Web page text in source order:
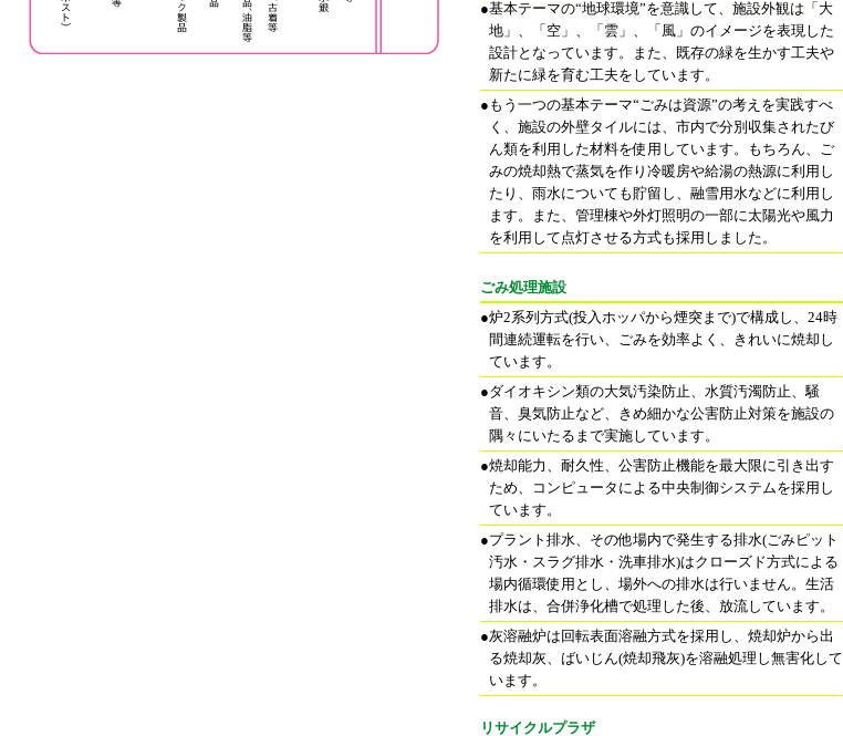
●基本テーマの“地球環境”を意識して、施設外観は「大
地」、「空」、「雲」、「風」のイメージを表現した
設計となっています。また、既存の緑を生かす工夫や
新たに緑を育む工夫をしています。
● もう一つの基本テーマ“ごみは資源”の考えを実践すべ
く、施設の外壁タイルには、市内で分別収集されたび
ん類を利用した材料を使用しています。もちろん、ご
みの焼却熱で蒸気を作り冷暖房や給湯の熱源に利用し
たり、雨水についても貯留し、融雪用水などに利用し
ます。また、管理棟や外灯照明の一部に太陽光や風力
を利用して点灯させる方式も採用しました。
ごみ処理施設
●炉2系列方式(投入ホッパから煙突まで)で構成し、24時
間連続運転を行い、ごみを効率よく、きれいに焼却し
ています。
●ダイオキシン類の大気汚染防止、水質汚濁防止、騒
音、臭気防止など、きめ細かな公害防止対策を施設の
隅々にいたるまで実施しています。
●焼却能力、耐久性、公害防止機能を最大限に引き出す
ため、コンピュータによる中央制御システムを採用し
ています。
●プラント排水、その他場内で発生する排水(ごみピット
汚水・スラグ排水・洗車排水)はクローズド方式による
場内循環使用とし、場外への排水は行いません。生活
排水は、合併浄化槽で処理した後、放流しています。
●灰溶融炉は回転表面溶融方式を採用し、焼却炉から出
る焼却灰、ばいじん(焼却飛灰)を溶融処理し無害化して
います。
リサイクルプラザ